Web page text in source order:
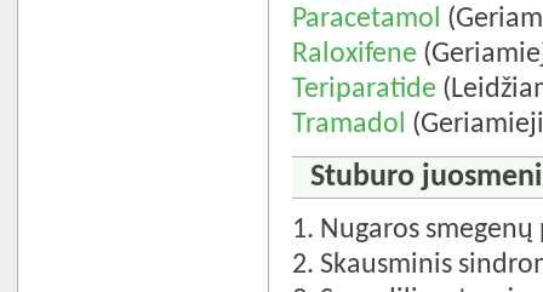
Paracetamol
Raloxifene
Teriparatide
Tramadol
Stuburo
1. Nugaros smegenų
2. Skausminis